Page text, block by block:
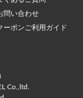
問い合わせ
ーポンご利用ガイド
Co.,ltd.